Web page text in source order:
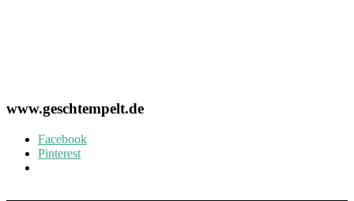
www.geschtempelt.de
Facebook
Pinterest